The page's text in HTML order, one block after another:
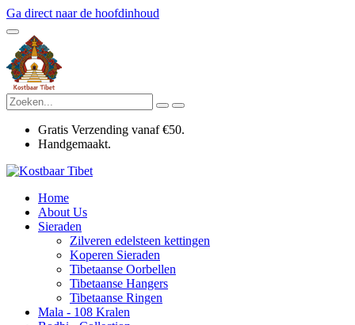
Ga direct naar de hoofdinhoud
Gratis Verzending vanaf €50.
Handgemaakt.
Home
About Us
Sieraden
Zilveren edelsteen kettingen
Koperen Sieraden
Tibetaanse Oorbellen
Tibetaanse Hangers
Tibetaanse Ringen
Mala - 108 Kralen